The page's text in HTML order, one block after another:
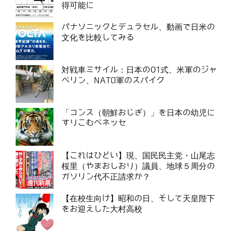
得可能に
パナソニックとデュラセル、動画で日米の
文化を比較してみる
対戦車ミサイル：日本の01式、米軍のジャ
ベリン、NATO軍のスパイク
「コンス（朝鮮おじぎ）」を日本の幼児に
すりこむベネッセ
【これはひどい】現、国民民主党・山尾志
桜里（やまおしおり）議員、地球５周分の
ガソリン代不正請求か？
【在校生向け】昭和の日、そして天皇陛下
をお迎えした大村高校